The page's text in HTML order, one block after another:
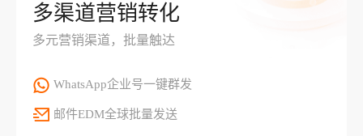
多渠道营销转化
多元营销渠道，批量触达
WhatsApp企业号一键群发
邮件EDM全球批量发送